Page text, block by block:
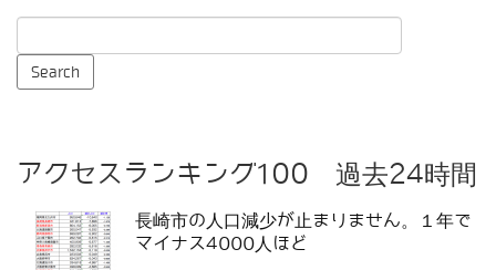
アクセスランキング100 過去24時間
長崎市の人口減少が止まりません。１年で
マイナス4000人ほど